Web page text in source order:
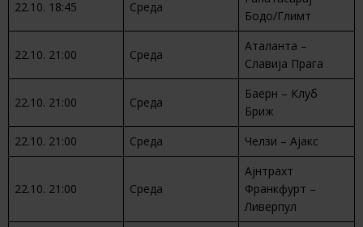
22.10. 18:45 Среда
Бодо/Глимт
22.10. 21:00 Среда
Аталанта –
Славија Прага
22.10. 21:00 Среда
Баерн – Клуб
Бриж
22.10. 21:00
Среда Челзи – Ајакс
22.10. 21:00 Среда
Ајнтрахт
Франкфурт –
Ливерпул